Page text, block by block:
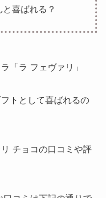
喜ばれる？
「ラ フェヴァリ」
トとして喜ばれるの
チョコの口コミや評